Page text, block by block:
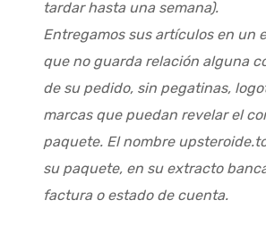
tardar hasta una semana).
Entregamos sus artículos en un
que no guarda relación alguna
de su pedido, sin pegatinas,
marcas que puedan revelar el
paquete. El nombre
su paquete, en su extracto
factura o estado de cuenta.